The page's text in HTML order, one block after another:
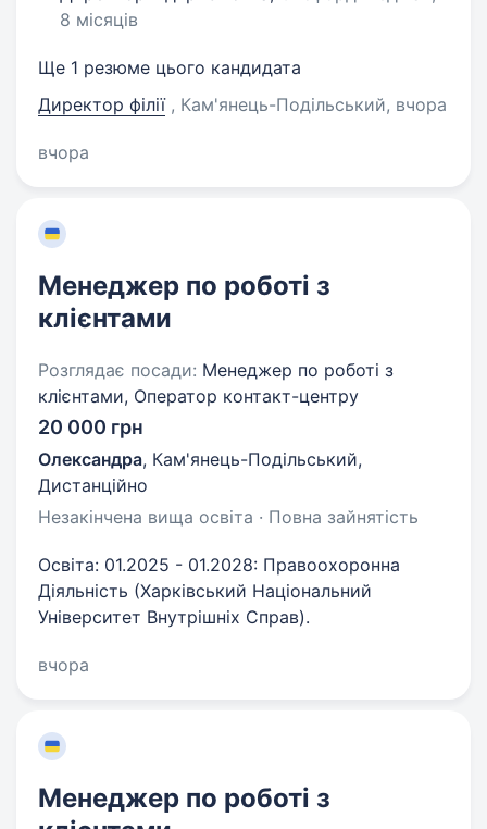
8 місяців
Ще 1 резюме цього кандидата
Директор філії , Кам'янець-Подільський, вчора
вчора
Менеджер по роботі з
клієнтами
Розглядає посади: Менеджер по роботі з
клієнтами, Оператор контакт-центру
20 000 грн
Олександра, Кам'янець-Подільський,
Дистанційно
Незакінчена вища освіта · Повна зайнятість
Освіта: 01.2025 - 01.2028: Правоохоронна
Діяльність (Харківський Національний
Університет Внутрішніх Справ).
вчора
Менеджер по роботі з